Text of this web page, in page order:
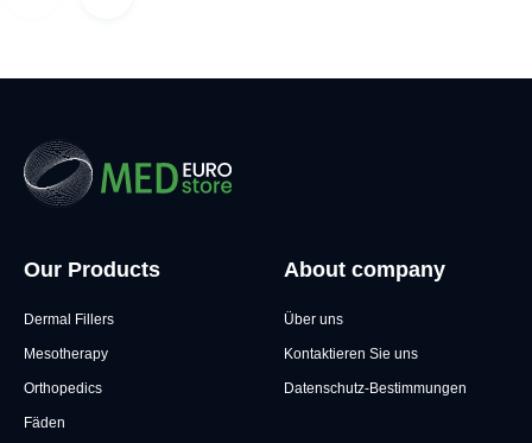
Our Products
Dermal Fillers
Mesotherapy
Orthopedics
Fäden
About company
Über uns
Kontaktieren Sie uns
Datenschutz-Bestimmungen